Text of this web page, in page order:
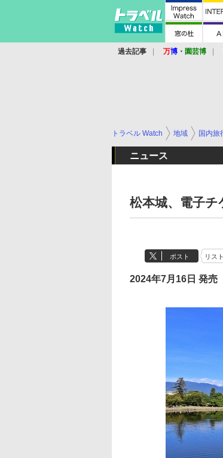
過去記事 万博 ・ 園芸博
トラベル Watch 地域 国内旅
ニュース
松本城、電子
ポスト リスト
2024年7月16日 発売